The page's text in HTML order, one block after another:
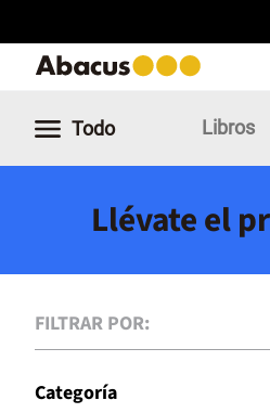
Todo Libros
Llévate el
FILTRAR POR:
Categoría